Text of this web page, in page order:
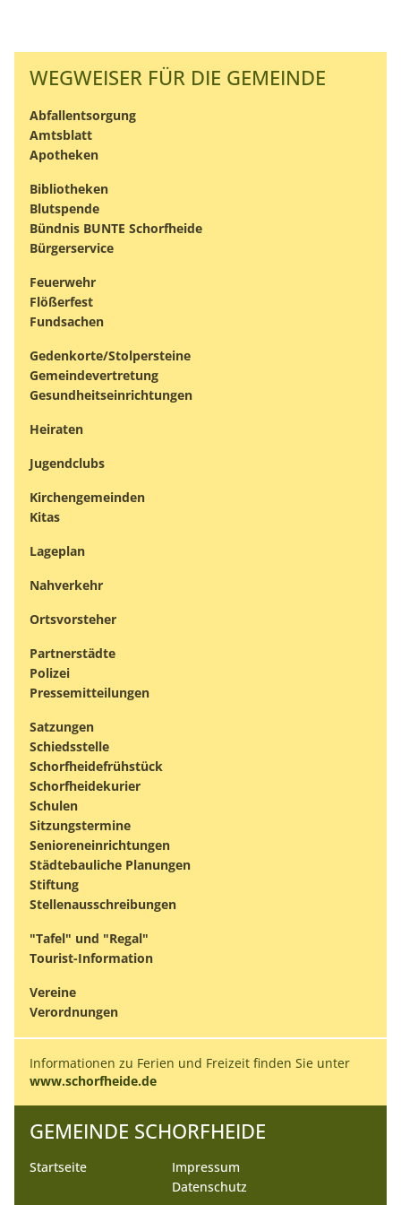
WEGWEISER FÜR DIE GEMEINDE
Abfallentsorgung
Amtsblatt
Apotheken
Bibliotheken
Blutspende
Bündnis BUNTE Schorfheide
Bürgerservice
Feuerwehr
Flößerfest
Fundsachen
Gedenkorte/Stolpersteine
Gemeindevertretung
Gesundheitseinrichtungen
Heiraten
Jugendclubs
Kirchengemeinden
Kitas
Lageplan
Nahverkehr
Ortsvorsteher
Partnerstädte
Polizei
Pressemitteilungen
Satzungen
Schiedsstelle
Schorfheidefrühstück
Schorfheidekurier
Schulen
Sitzungstermine
Senioreneinrichtungen
Städtebauliche Planungen
Stiftung
Stellenausschreibungen
"Tafel" und "Regal"
Tourist-Information
Vereine
Verordnungen
Informationen zu Ferien und Freizeit finden Sie unter
www.schorfheide.de
GEMEINDE SCHORFHEIDE
Startseite
Impressum
Datenschutz
Matomo
Name:
_pk_ses, _pk_id
matomo.org
Zweck:
Statistik
Cookie Laufzeit:
1 Jahr